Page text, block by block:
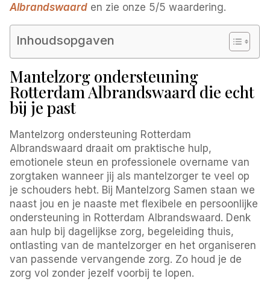
Albrandswaard en zie onze 5/5 waardering.
Inhoudsopgaven
Mantelzorg ondersteuning
Rotterdam Albrandswaard die echt
bij je past
Mantelzorg ondersteuning Rotterdam
Albrandswaard draait om praktische hulp,
emotionele steun en professionele overname van
zorgtaken wanneer jij als mantelzorger te veel op
je schouders hebt. Bij Mantelzorg Samen staan we
naast jou en je naaste met flexibele en persoonlijke
ondersteuning in Rotterdam Albrandswaard. Denk
aan hulp bij dagelijkse zorg, begeleiding thuis,
ontlasting van de mantelzorger en het organiseren
van passende vervangende zorg. Zo houd je de
zorg vol zonder jezelf voorbij te lopen.